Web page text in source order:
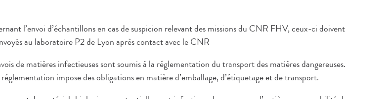
l’envoi d’échantillons en cas de suspicion relevant des missions du CNR FHV, ceux-ci doivent
au laboratoire P2 de Lyon après contact avec le CNR
de matières infectieuses sont soumis à la réglementation du transport des matières dangereuses.
impose des obligations en matière d’emballage, d’étiquetage et de transport.